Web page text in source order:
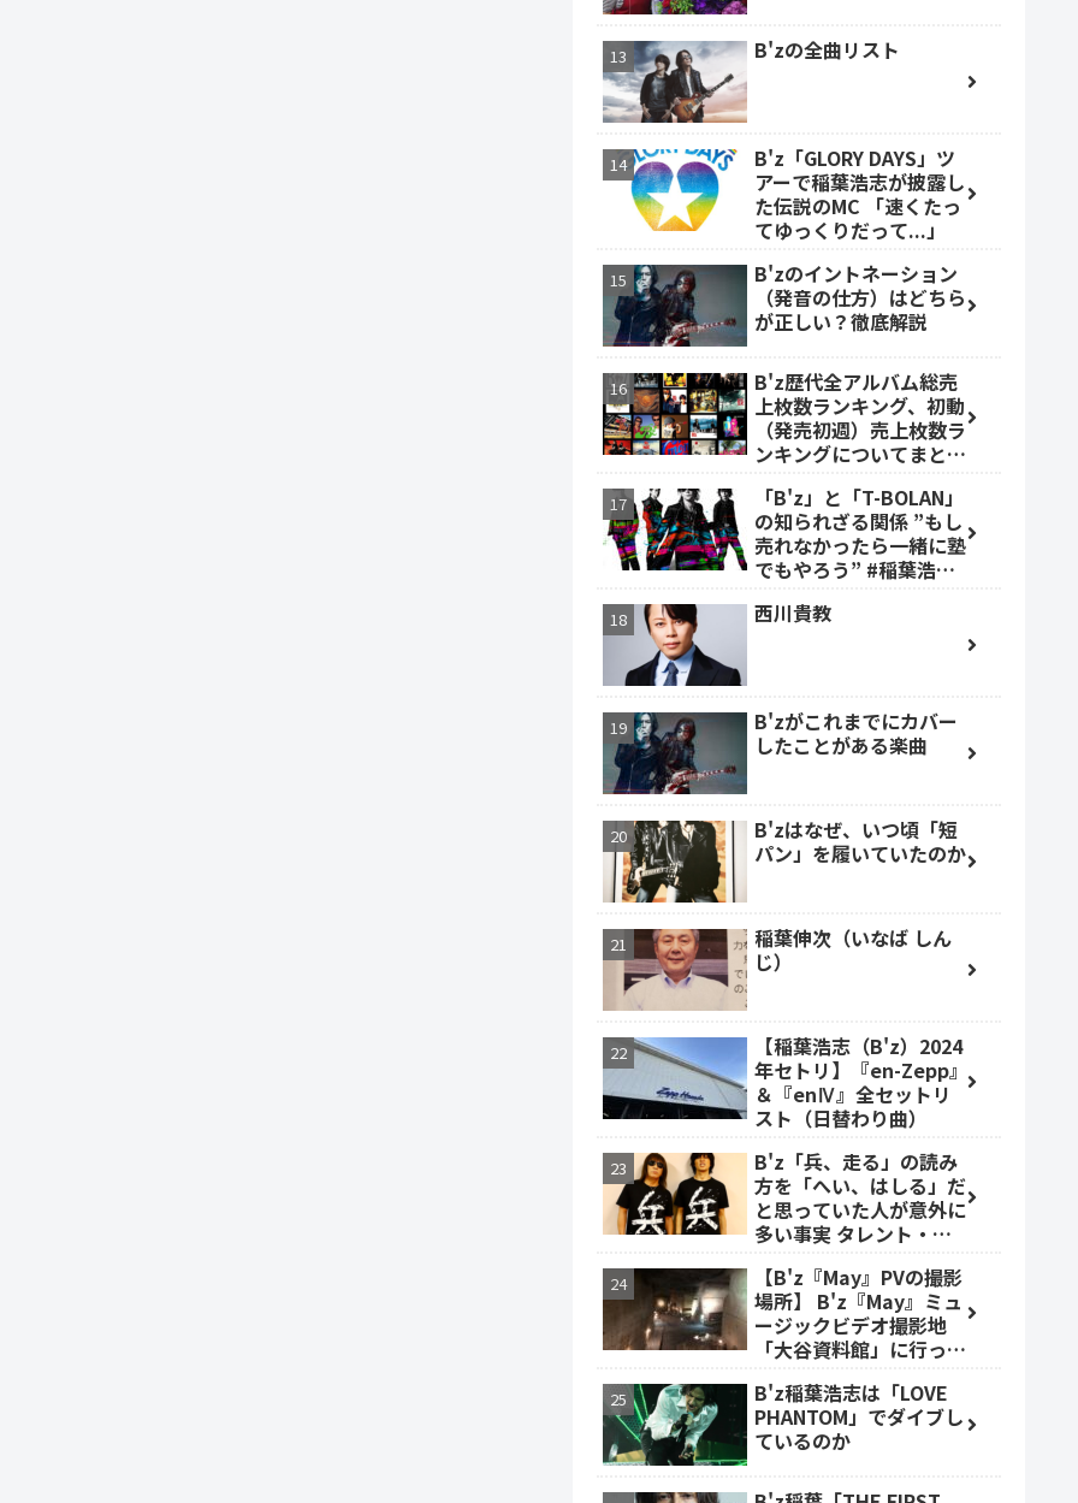
B'zの全曲リスト
B'z「GLORY DAYS」ツ
アーで稲葉浩志が披露し
た伝説のMC 「速くたっ
てゆっくりだって...」
B'zのイントネーション
（発音の仕方）はどちら
が正しい？徹底解説
B'z歴代全アルバム総売
上枚数ランキング、初動
（発売初週）売上枚数ラ
ンキングについてまとめ
「B'z」と「T-BOLAN」
の知られざる関係 ”もし
売れなかったら一緒に塾
でもやろう” #稲葉浩志
西川貴教
B'zがこれまでにカバー
したことがある楽曲
B'zはなぜ、いつ頃「短
パン」を履いていたのか
稲葉伸次（いなば しん
じ）
【稲葉浩志（B'z）2024
年セトリ】『en-Zepp』
＆『enⅣ』全セットリ
スト（日替わり曲）
B'z「兵、走る」の読み
方を「へい、はしる」だ
と思っていた人が意外に
多い事実 タレント・ベ
【B'z『May』PVの撮影
場所】 B'z『May』ミュ
ージックビデオ撮影地
「大谷資料館」に行って
B'z稲葉浩志は「LOVE
PHANTOM」でダイブし
ているのか